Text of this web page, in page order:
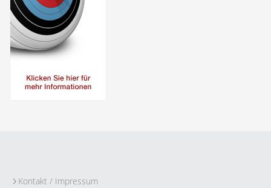
Kontakt / Impressum